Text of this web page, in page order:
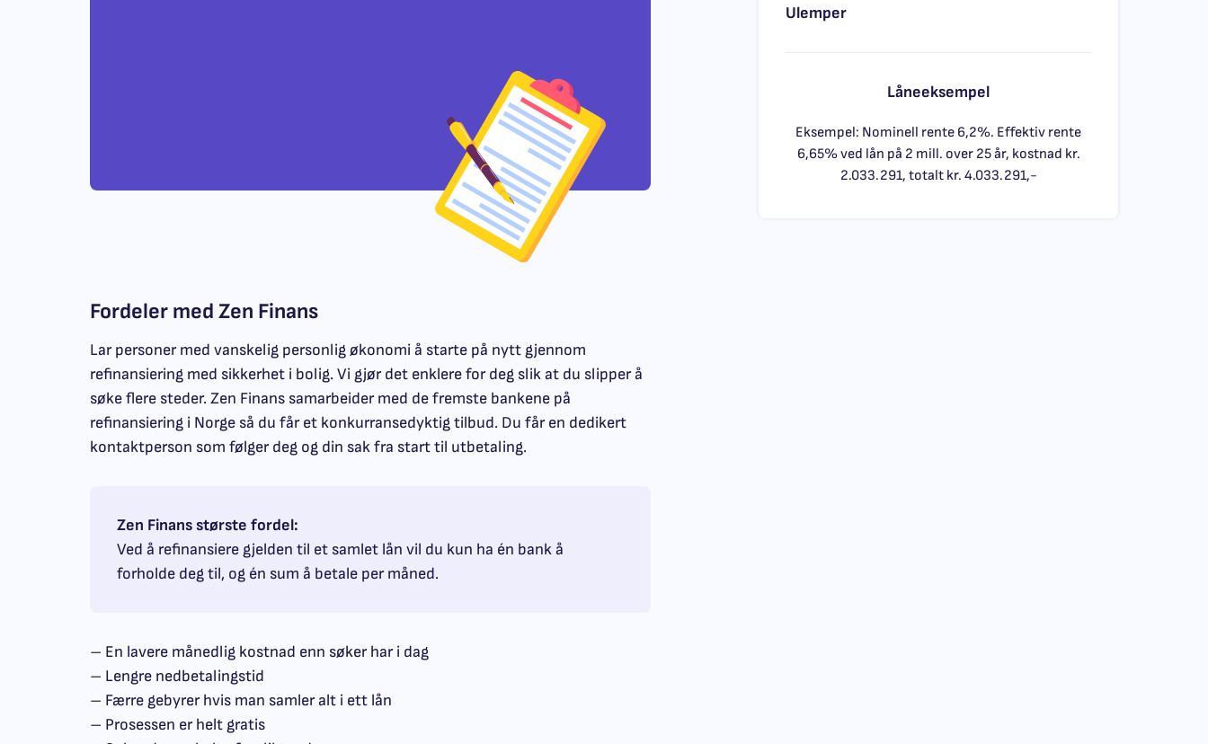
Send omtale
Ulemper
Låneeksempel
Eksempel: Nominell rente 6,2%. Effektiv rente
6,65% ved lån på 2 mill. over 25 år, kostnad kr.
2.033.291, totalt kr. 4.033.291,-
Fordeler med Zen Finans
Lar personer med vanskelig personlig økonomi å starte på nytt gjennom
refinansiering med sikkerhet i bolig. Vi gjør det enklere for deg slik at du slipper å
søke flere steder. Zen Finans samarbeider med de fremste bankene på
refinansiering i Norge så du får et konkurransedyktig tilbud. Du får en dedikert
kontaktperson som følger deg og din sak fra start til utbetaling.
Zen Finans største fordel:
Ved å refinansiere gjelden til et samlet lån vil du kun ha én bank å
forholde deg til, og én sum å betale per måned.
– En lavere månedlig kostnad enn søker har i dag
– Lengre nedbetalingstid
– Færre gebyrer hvis man samler alt i ett lån
– Prosessen er helt gratis